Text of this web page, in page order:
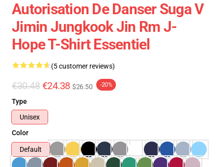
Autorisation De Danser Suga V
Jimin Jungkook Jin Rm J-
Hope T-Shirt Essentiel
(5 customer reviews)
€30.48 €24.38 $26.50 -20%
Type
Unisex
Color
Default